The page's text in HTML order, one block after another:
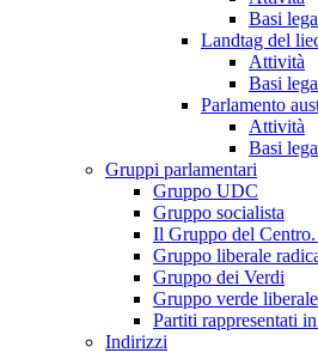
Basi
Landtag del
Attività
Basi
Parlamento
Attività
Basi
Gruppi parlamentari
Gruppo UDC
Gruppo socialista
Il Gruppo del
Gruppo liberale
Gruppo dei Verdi
Gruppo verde liberale
Partiti rappresentati
Indirizzi